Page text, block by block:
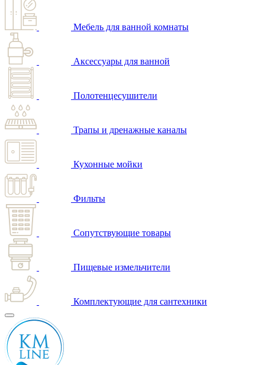
Мебель для ванной комнаты
Аксессуары для ванной
Полотенцесушители
Трапы и дренажные каналы
Кухонные мойки
Фильты
Сопутствующие товары
Пищевые измельчители
Комплектующие для сантехники